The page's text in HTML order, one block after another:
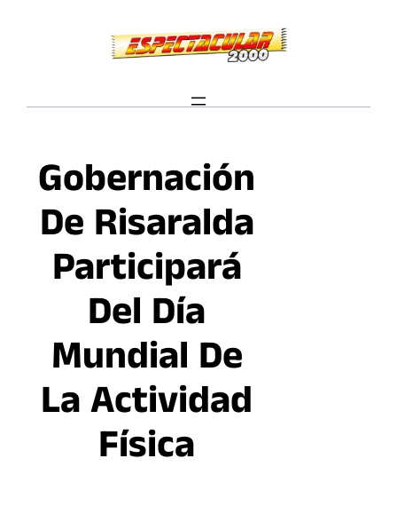
Gobernación
De Risaralda
Participará
Del Día
Mundial De
La Actividad
Física